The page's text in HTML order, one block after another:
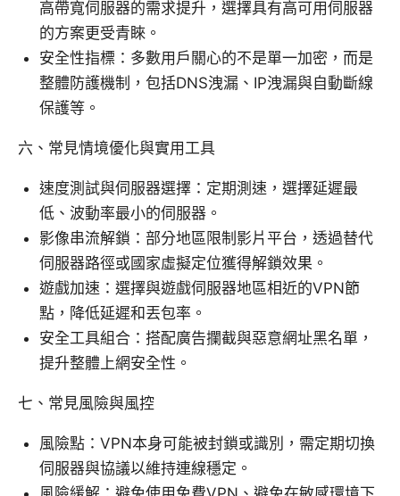
高帶寬伺服器的需求提升，選擇具有高可用伺服器
的方案更受青睞。
安全性指標：多數用戶關心的不是單一加密，而是
整體防護機制，包括DNS洩漏、IP洩漏與自動斷線
保護等。
六、常見情境優化與實用工具
速度測試與伺服器選擇：定期測速，選擇延遲最
低、波動率最小的伺服器。
影像串流解鎖：部分地區限制影片平台，透過替代
伺服器路徑或國家虛擬定位獲得解鎖效果。
遊戲加速：選擇與遊戲伺服器地區相近的VPN節
點，降低延遲和丟包率。
安全工具組合：搭配廣告攔截與惡意網址黑名單，
提升整體上網安全性。
七、常見風險與風控
風險點：VPN本身可能被封鎖或識別，需定期切換
伺服器與協議以維持連線穩定。